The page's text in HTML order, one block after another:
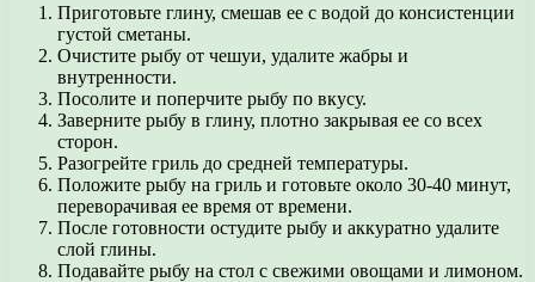
Приготовьте глину, смешав ее с водой до консистенции
густой сметаны.
Очистите рыбу от чешуи, удалите жабры и
внутренности.
Посолите и поперчите рыбу по вкусу.
Заверните рыбу в глину, плотно закрывая ее со всех
сторон.
Разогрейте гриль до средней температуры.
Положите рыбу на гриль и готовьте около 30-40 минут,
переворачивая ее время от времени.
После готовности остудите рыбу и аккуратно удалите
слой глины.
Подавайте рыбу на стол с свежими овощами и лимоном.